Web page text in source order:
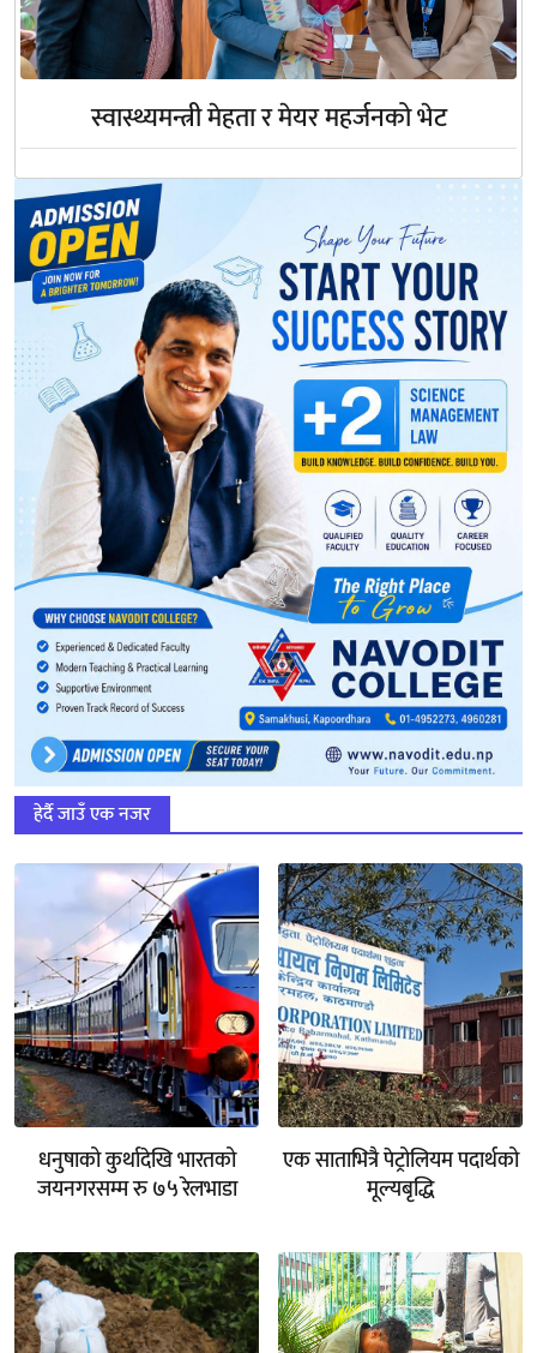
स्वास्थ्यमन्त्री मेहता र मेयर महर्जनको भेट
हेर्दै जाउँ एक नजर
धनुषाको कुर्थादेखि भारतको
जयनगरसम्म रु ७५ रेलभाडा
एक साताभित्रै पेट्रोलियम पदार्थको
मूल्यबृद्धि